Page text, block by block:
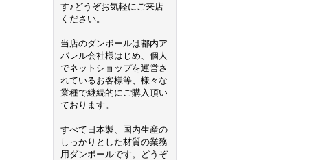
す♪どうぞお気軽にご来店
ください。
当店のダンボールは都内ア
パレル会社様はじめ、個人
でネットショップを運営さ
れているお客様等、様々な
業種で継続的にご購入頂い
ております。
すべて日本製、国内生産の
しっかりとした材質の業務
用ダンボールです。どうぞ